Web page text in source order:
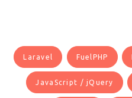
Laravel FuelPHP
JavaScript / jQuery